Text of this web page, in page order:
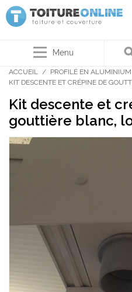
Menu
ACCUEIL / PROFILÉ EN ALUMINIUM
KIT DESCENTE ET CRÉPINE DE
Kit descente et
gouttière blanc,